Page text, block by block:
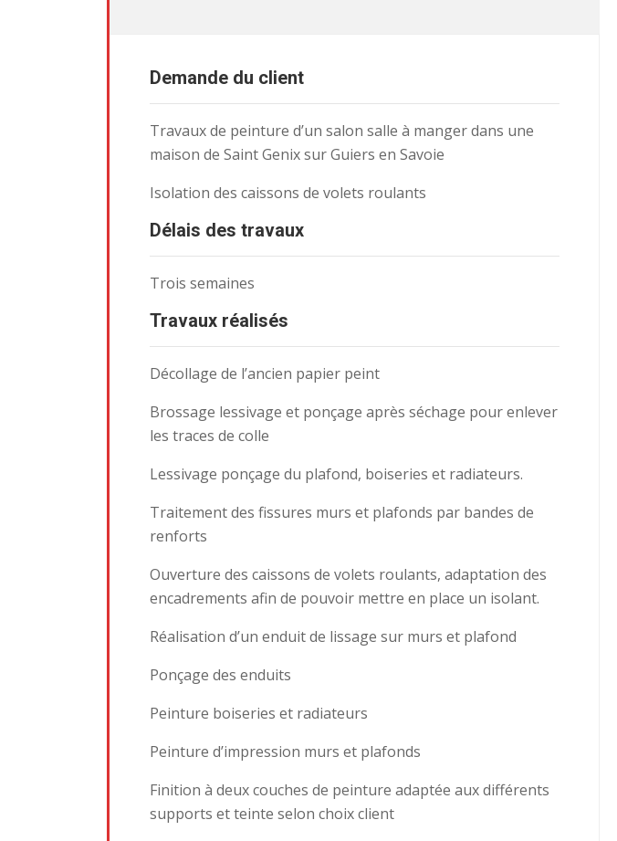
Demande du client
Travaux de peinture d’un salon salle à manger dans une
maison de Saint Genix sur Guiers en Savoie
Isolation des caissons de volets roulants
Délais des travaux
Trois semaines
Travaux réalisés
Décollage de l’ancien papier peint
Brossage lessivage et ponçage après séchage pour enlever
les traces de colle
Lessivage ponçage du plafond, boiseries et radiateurs.
Traitement des fissures murs et plafonds par bandes de
renforts
Ouverture des caissons de volets roulants, adaptation des
encadrements afin de pouvoir mettre en place un isolant.
Réalisation d’un enduit de lissage sur murs et plafond
Ponçage des enduits
Peinture boiseries et radiateurs
Peinture d’impression murs et plafonds
Finition à deux couches de peinture adaptée aux différents
supports et teinte selon choix client